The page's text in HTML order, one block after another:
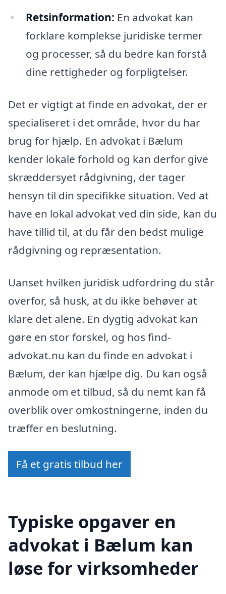
Retsinformation: En advokat kan
forklare komplekse juridiske termer
og processer, så du bedre kan forstå
dine rettigheder og forpligtelser.
Det er vigtigt at finde en advokat, der er
specialiseret i det område, hvor du har
brug for hjælp. En advokat i Bælum
kender lokale forhold og kan derfor give
skræddersyet rådgivning, der tager
hensyn til din specifikke situation. Ved at
have en lokal advokat ved din side, kan du
have tillid til, at du får den bedst mulige
rådgivning og repræsentation.
Uanset hvilken juridisk udfordring du står
overfor, så husk, at du ikke behøver at
klare det alene. En dygtig advokat kan
gøre en stor forskel, og hos find-
advokat.nu kan du finde en advokat i
Bælum, der kan hjælpe dig. Du kan også
anmode om et tilbud, så du nemt kan få
overblik over omkostningerne, inden du
træffer en beslutning.
Få et gratis tilbud her
Typiske opgaver en
advokat i Bælum kan
løse for virksomheder